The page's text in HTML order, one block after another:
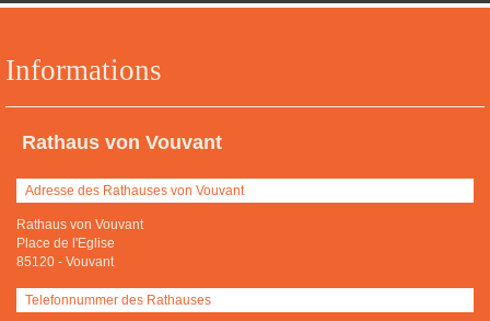
Informations
Rathaus von Vouvant
Adresse des Rathauses von Vouvant
Rathaus von Vouvant
Place de l'Eglise
85120 - Vouvant
Telefonnummer des Rathauses